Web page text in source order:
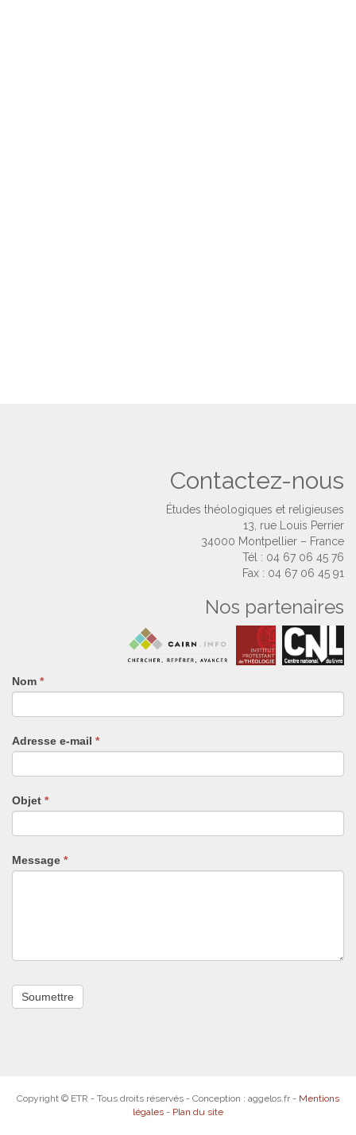
Contactez-nous
Études théologiques et religieuses
13, rue Louis Perrier
34000 Montpellier – France
Tél : 04 67 06 45 76
Fax : 04 67 06 45 91
Nos partenaires
Nom *
Adresse e-mail *
Objet *
Message *
Si
vous
êtes
humain,
remplissez
ce
Copyright © ETR - Tous droits réservés - Conception : aggelos.fr - Mentions
légales - Plan du site